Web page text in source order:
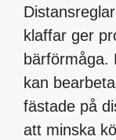
klaffar ger
bärförmåga.
kan
fästade på
att minska